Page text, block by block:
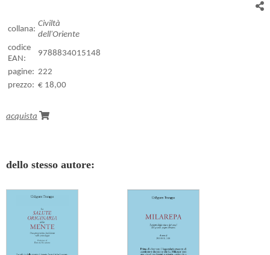
collana:
Civiltà
dell'Oriente
codice
EAN:
9788834015148
pagine: 222
prezzo: € 18,00
acquista
dello stesso autore: